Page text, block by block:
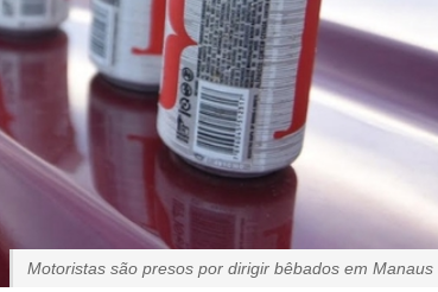
Motoristas são presos por dirigir bêbados em Manaus